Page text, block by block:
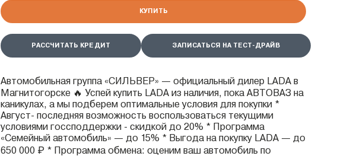
КУПИТЬ
РАССЧИТАТЬ КРЕДИТ ЗАПИСАТЬСЯ НА ТЕСТ-ДРАЙВ
Автомобильная группа «СИЛЬВЕР» — официальный дилер LADA в
Магнитогорске 🔥 Успей купить LADA из наличия, пока АВТОВАЗ на
каникулах, а мы подберем оптимальные условия для покупки *
Август- последняя возможность воспользоваться текущими
условиями госсподдержки - скидкой до 20% * Программа
«Семейный автомобиль» — до 15% * Выгода на покупку LADA — до
650 000 ₽ * Программа обмена: оценим ваш автомобиль по